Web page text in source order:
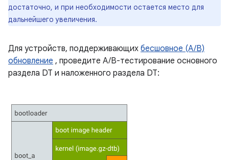
достаточно, и при необходимости остается место для
дальнейшего увеличения.
Для устройств, поддерживающих бесшовное (A/B)
обновление , проведите A/B-тестирование основного
раздела DT и наложенного раздела DT: